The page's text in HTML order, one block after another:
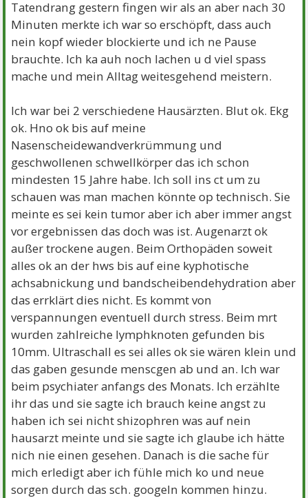
Tatendrang gestern fingen wir als an aber nach 30
Minuten merkte ich war so erschöpft, dass auch
nein kopf wieder blockierte und ich ne Pause
brauchte. Ich ka auh noch lachen u d viel spass
mache und mein Alltag weitesgehend meistern.
Ich war bei 2 verschiedene Hausärzten. Blut ok. Ekg
ok. Hno ok bis auf meine
Nasenscheidewandverkrümmung und
geschwollenen schwellkörper das ich schon
mindesten 15 Jahre habe. Ich soll ins ct um zu
schauen was man machen könnte op technisch. Sie
meinte es sei kein tumor aber ich aber immer angst
vor ergebnissen das doch was ist. Augenarzt ok
außer trockene augen. Beim Orthopäden soweit
alles ok an der hws bis auf eine kyphotische
achsabnickung und bandscheibendehydration aber
das errklärt dies nicht. Es kommt von
verspannungen eventuell durch stress. Beim mrt
wurden zahlreiche lymphknoten gefunden bis
10mm. Ultraschall es sei alles ok sie wären klein und
das gaben gesunde menscgen ab und an. Ich war
beim psychiater anfangs des Monats. Ich erzählte
ihr das und sie sagte ich brauch keine angst zu
haben ich sei nicht shizophren was auf nein
hausarzt meinte und sie sagte ich glaube ich hätte
nich nie einen gesehen. Danach is die sache für
mich erledigt aber ich fühle mich ko und neue
sorgen durch das sch. googeln kommen hinzu.